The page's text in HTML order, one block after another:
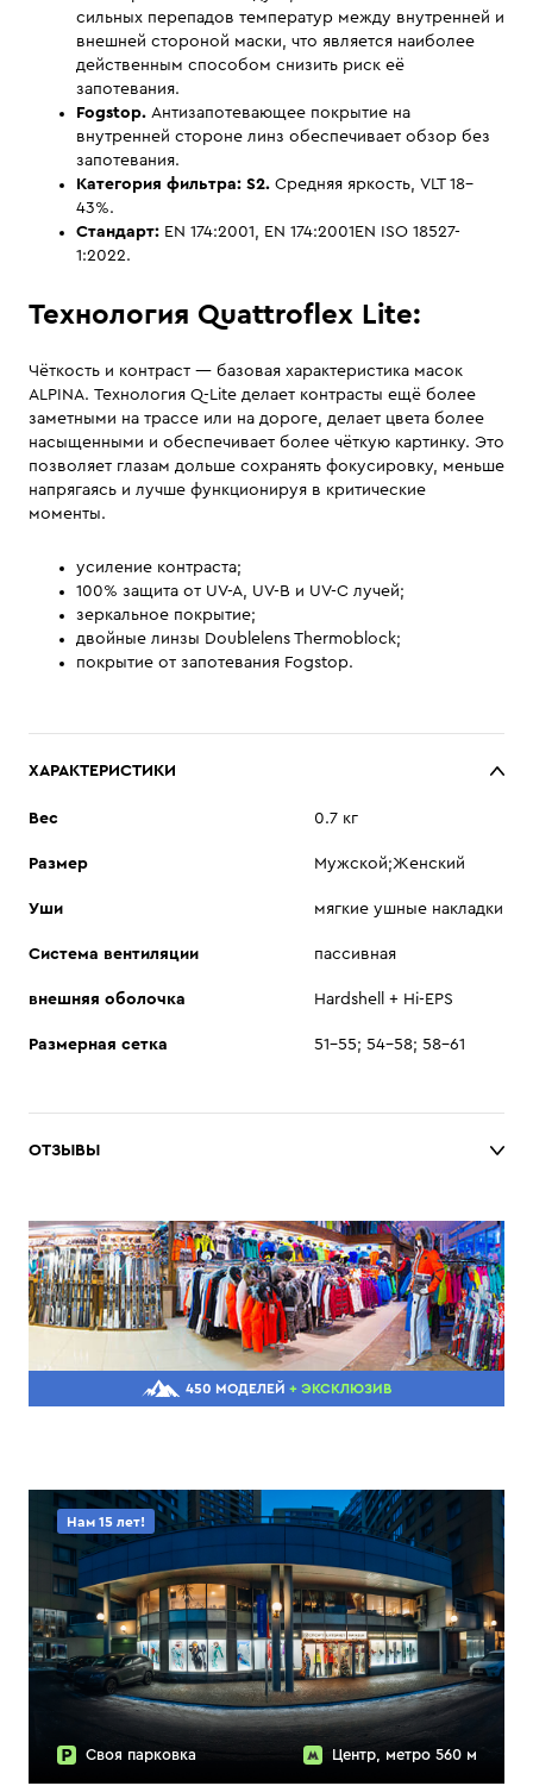
сильных перепадов температур между внутренней и
внешней стороной маски, что является наиболее
действенным способом снизить риск её
запотевания.
Fogstop. Антизапотевающее покрытие на
внутренней стороне линз обеспечивает обзор без
запотевания.
Категория фильтра: S2. Средняя яркость, VLT 18–
43%.
Стандарт: EN 174:2001, EN 174:2001EN ISO 18527-
1:2022.
Технология Quattroflex Lite:
Чёткость и контраст — базовая характеристика масок
ALPINA. Технология Q-Lite делает контрасты ещё более
заметными на трассе или на дороге, делает цвета более
насыщенными и обеспечивает более чёткую картинку. Это
позволяет глазам дольше сохранять фокусировку, меньше
напрягаясь и лучше функционируя в критические
моменты.
усиление контраста;
100% защита от UV-A, UV-B и UV-C лучей;
зеркальное покрытие;
двойные линзы Doublelens Thermoblock;
покрытие от запотевания Fogstop.
ХАРАКТЕРИСТИКИ
Вес 0.7 кг
Размер Мужской;Женский
Уши мягкие ушные накладки
Система вентиляции пассивная
внешняя оболочка Hardshell + Hi-EPS
Размерная сетка 51–55; 54–58; 58–61
ОТЗЫВЫ
450 МОДЕЛЕЙ + ЭКСКЛЮЗИВ
Нам 15 лет!
Своя парковка Центр, метро 560 м